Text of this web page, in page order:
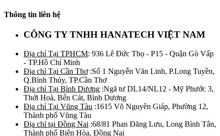
Thông tin liên hệ
CÔNG TY TNHH HANATECH VIỆT NAM
Địa chỉ Tại TPHCM: 936 Lê Đức Thọ - P15 - Quận Gò Vấp
- TP.Hồ Chí Minh
Địa chỉ Tại Cần Thơ:Số 1 Nguyễn Văn Linh, P.Long Tuyền,
Q.Bình Thủy, TP.Cần Thơ
Địa chỉ Tại Bình Dương :Ngã tư DL14/NL12 - Mỹ Phước 3,
Thới Hoà, Bến Cát, Bình Dương
Địa chỉ Tại Vũng Tàu :1615 Võ Nguyên Giáp, Phường 12,
Thành phố Vũng Tàu
Địa chỉ tại Đồng Nai :68/81 Phan Đăng Lưu, Long Bình Tân,
Thành phố Biên Hòa, Đồng Nai